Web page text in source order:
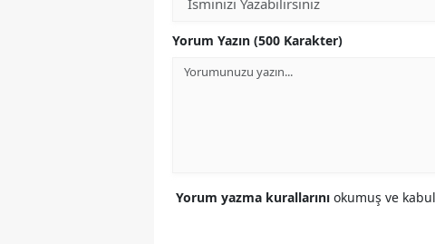
Yorum Yazın (500 Karakter)
Yorum yazma kurallarını okumuş ve kabul